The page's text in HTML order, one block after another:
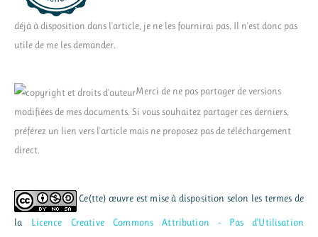
déjà à disposition dans l'article, je ne les fournirai pas. Il n'est donc pas
utile de me les demander.
Merci de ne pas partager de versions
modifiées de mes documents. Si vous souhaitez partager ces derniers,
préférez un lien vers l'article mais ne proposez pas de téléchargement
direct.
Ce(tte) œuvre est mise à disposition selon les termes de
la Licence Creative Commons Attribution - Pas d’Utilisation